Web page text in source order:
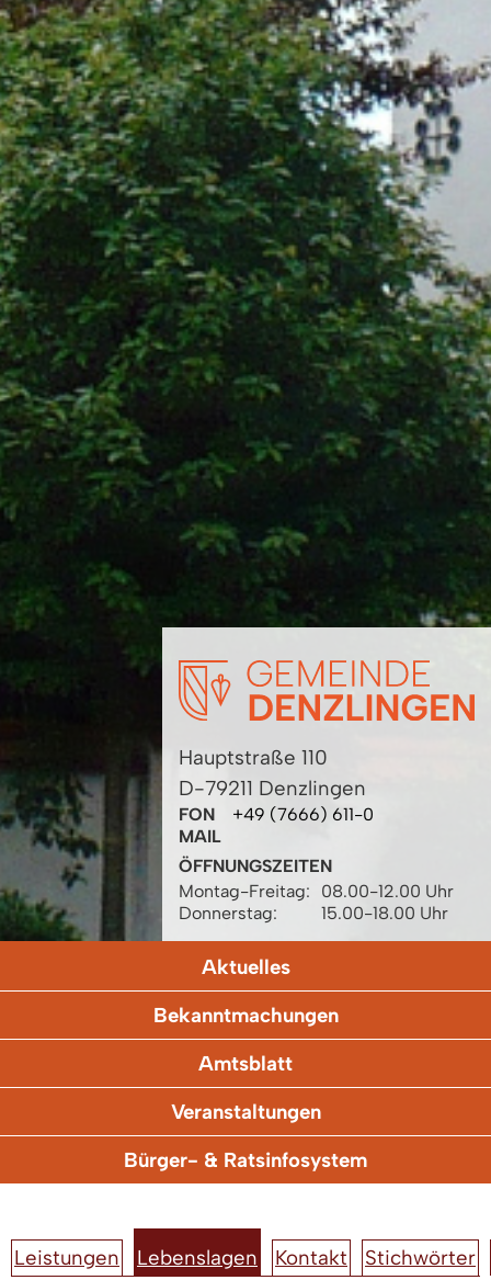
Hauptstraße 110
D-79211 Denzlingen
FON
+49 (7666) 611-0
MAIL
ÖFFNUNGSZEITEN
Montag-Freitag:
08.00-12.00 Uhr
Donnerstag:
15.00-18.00 Uhr
Aktuelles
Bekanntmachungen
Amtsblatt
Veranstaltungen
Bürger- & Ratsinfosystem
Leistungen Lebenslagen Kontakt Stichwörter